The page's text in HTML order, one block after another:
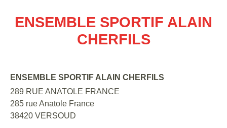
ENSEMBLE SPORTIF ALAIN
CHERFILS
ENSEMBLE SPORTIF ALAIN CHERFILS
289 RUE ANATOLE FRANCE
285 rue Anatole France
38420 VERSOUD